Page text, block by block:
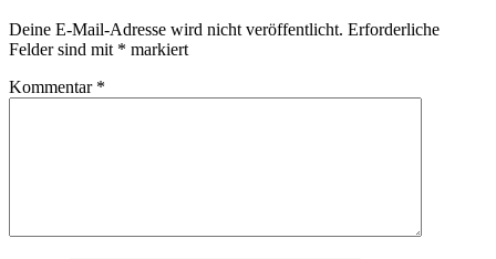
Deine E-Mail-Adresse wird nicht veröffentlicht. Erforderliche
Felder sind mit * markiert
Kommentar *